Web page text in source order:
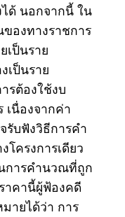
ด้ นอกจากนี้ ใน
องทางราชการ
เป็นราย
เป็นราย
รต้องใช้งบ
เนื่องจากค่า
รับฟังวิธีการคํา
ครงการเดียว
การคํานวณที่ถูก
าคานี้ผู้ฟ้องคดี
ายได้ว่า การ